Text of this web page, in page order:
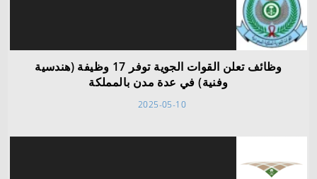
وظائف تعلن القوات الجوية توفر 17 وظيفة (هندسية
وفنية) في عدة مدن بالمملكة
2025-05-10